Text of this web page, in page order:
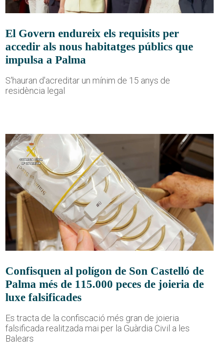
El Govern endureix els requisits per
accedir als nous habitatges públics que
impulsa a Palma
S'hauran d'acreditar un mínim de 15 anys de
residència legal
Confisquen al polígon de Son Castelló de
Palma més de 115.000 peces de joieria de
luxe falsificades
Es tracta de la confiscació més gran de joieria
falsificada realitzada mai per la Guàrdia Civil a les
Balears